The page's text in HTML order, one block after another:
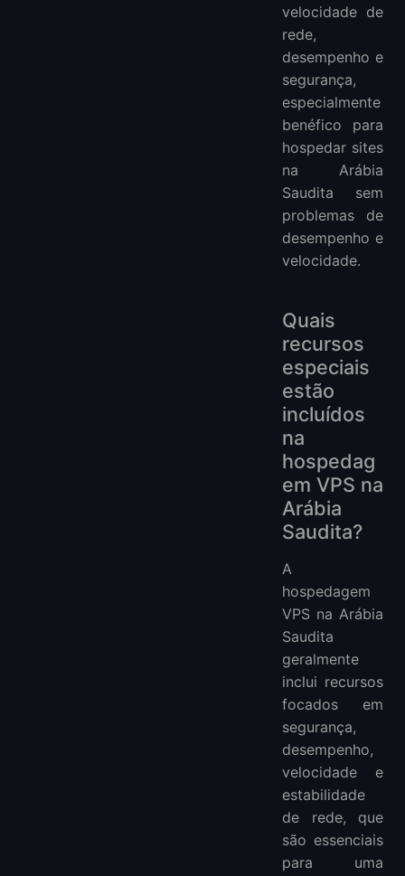
velocidade de
rede,
desempenho e
segurança,
especialmente
benéfico para
hospedar sites
na Arábia
Saudita sem
problemas de
desempenho e
velocidade.
Quais
recursos
especiais
estão
incluídos
na
hospedag
em VPS na
Arábia
Saudita?
A
hospedagem
VPS na Arábia
Saudita
geralmente
inclui recursos
focados em
segurança,
desempenho,
velocidade e
estabilidade
de rede, que
são essenciais
para uma